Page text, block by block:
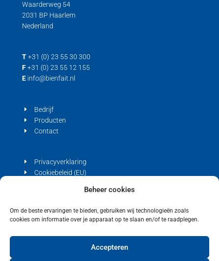
Beheer cookies
Om de beste ervaringen te bieden, gebruiken wij technologieën zoals
cookies om informatie over je apparaat op te slaan en/of te raadplegen.
Accepteren
Waarderweg 54
2031 BP Haarlem
Nederland
T +31 (0) 23 55 30 300
F +31 (0) 23 55 12 155
E info@bienfait.nl
Bedrijf
Producten
Contact
Privacyverklaring
Cookiebeleid (EU)